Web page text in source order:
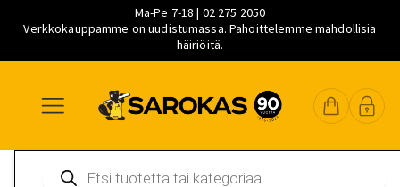
Ma-Pe 7-18 | 02 275 2050
Verkkokauppamme on uudistumassa. Pahoittelemme mahdollisia
häiriöitä.
navigointiin
sisältöön
pääsisältöön
search